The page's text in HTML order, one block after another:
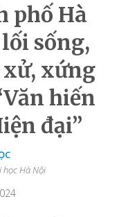
phố Hà
sống,
xứng
hiến
đại”
học Hà Nội